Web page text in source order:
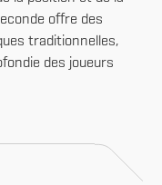
offre des
traditionnelles,
des joueurs